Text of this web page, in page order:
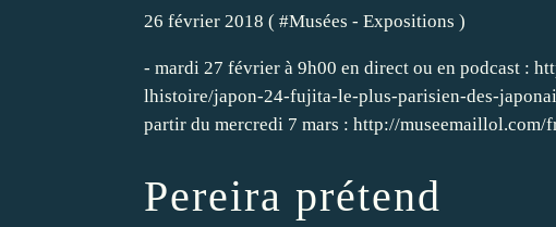
26 février 2018 ( #Musées - Expositions )
- mardi 27 février à 9h00 en direct ou en podcast :
lhistoire/japon-24-fujita-le-plus-parisien-des-
partir du mercredi 7 mars : http://museemaillol.com/
Pereira prétend